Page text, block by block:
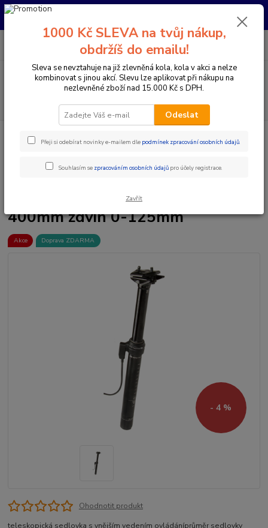
Pro nachystání kola / doplňků na prodejně si prosím zavolejte dopředu.
Menu
CZK
PO-PÁ 10:00-17:00 | SO: 9:00-12:00
Sedlovka M-WAVE Levitate C odpružená průměr 31,6mm délka 400mm zdvih 0-
odpružená průměr 31,6mm délka
400mm zdvih 0-125mm
Akce Doprava ZDARMA
- 4 %
Ohodnotit produkt
teleskopická sedlovka s vnějším vedením ovládáníprůměr sedlovky
1000 Kč SLEVA na tvůj nákup,
obdržíš do emailu!
Sleva se nevztahuje na již zlevněná kola, kola v akci a nelze
kombinovat s jinou akcí. Slevu lze aplikovat při nákupu na
nezlevněné zboží nad 15.000 Kč s DPH.
Odeslat
Přeji si odebírat novinky e-mailem dle podmínek zpracování osobních údajů.
Souhlasím se zpracováním osobních údajů pro účely registrace.
Zavřít